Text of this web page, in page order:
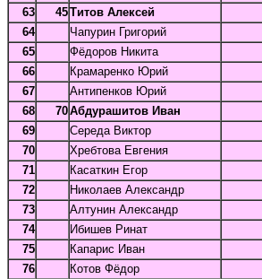
63
45Титов Алексей
64
Чапурин Григорий
65
Фёдоров Никита
66
Крамаренко Юрий
67
Антипенков Юрий
68
70Абдурашитов Иван
69
Середа Виктор
70
Хребтова Евгения
71
Касаткин Егор
72
Николаев Александр
73
Алтунин Александр
74
Ибишев Ринат
75
Капарис Иван
76
Котов Фёдор